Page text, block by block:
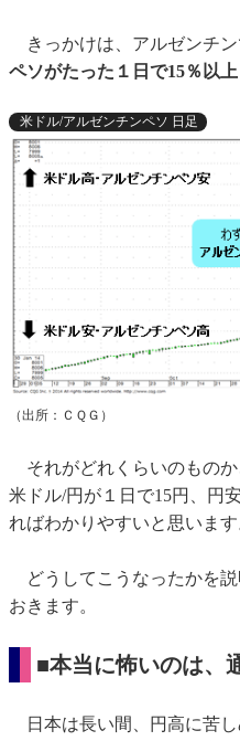
きっかけは、アルゼンチン
ペソがたった１日で15％以
米ドル/アルゼンチンペソ 日足
（出所：ＣＱＧ）
それがどれくらいのものか
米ドル/円が１日で15円、円
ればわかりやすいと思います
どうしてこうなったかを
おきます。
■本当に怖いのは、
日本は長い間、円高に苦し